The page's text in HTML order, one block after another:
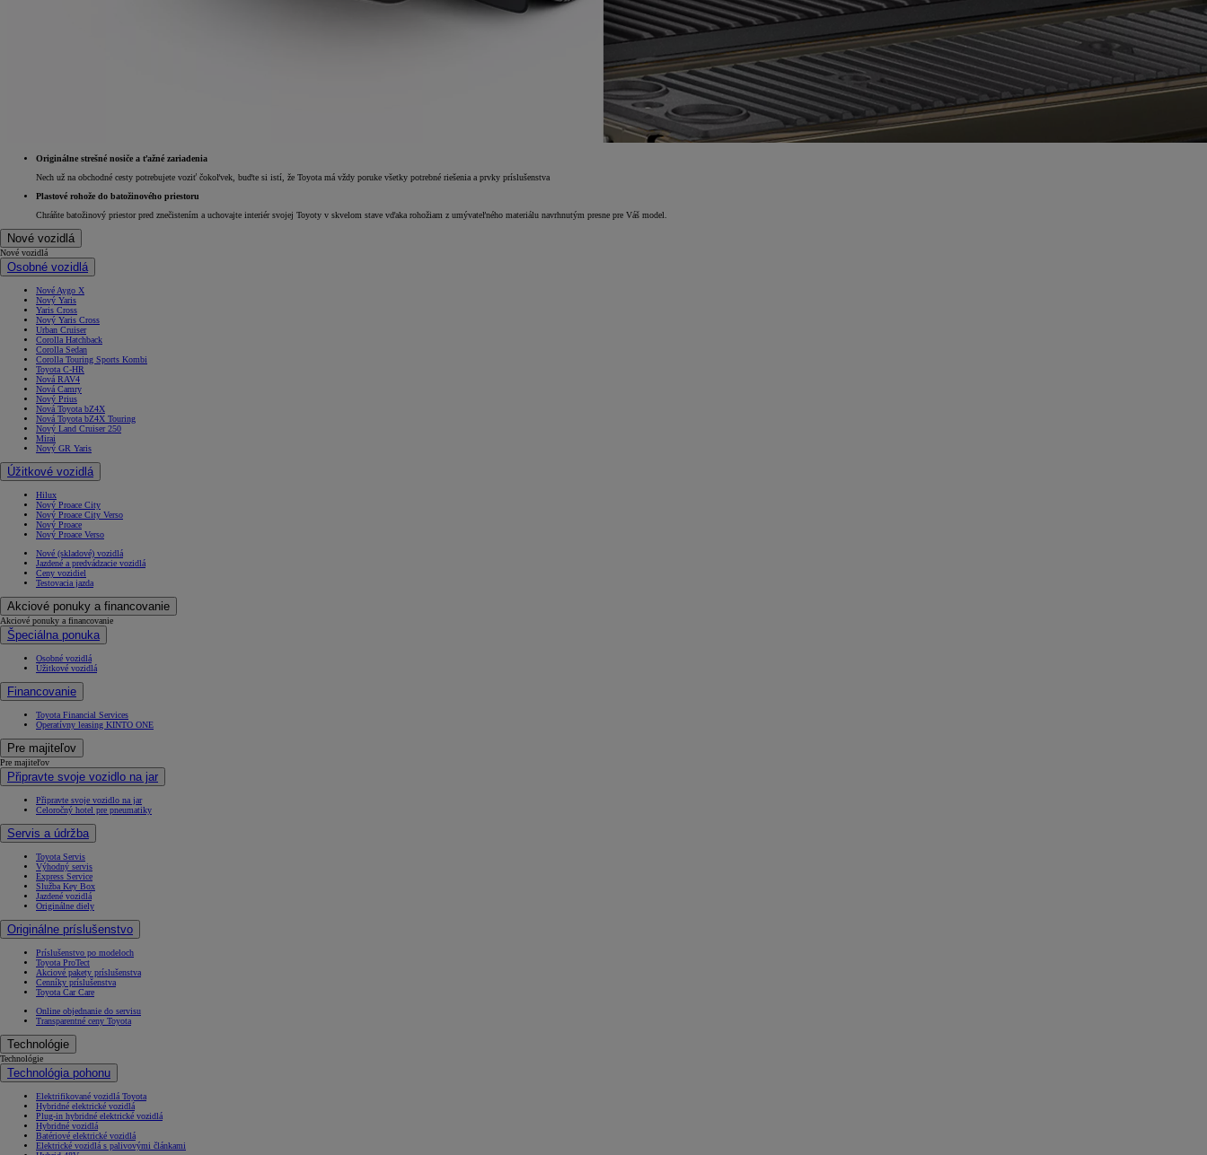
Originálne strešné nosiče a ťažné zariadenia
Nech už na obchodné cesty potrebujete voziť čokoľvek, buďte si istí, že Toyota má vždy poruke všetky potrebné riešenia a prvky príslušenstva
Plastové rohože do batožinového priestoru
Chráňte batožinový priestor pred znečistením a uchovajte interiér svojej Toyoty v skvelom stave vďaka rohožiam z umývateľného materiálu navrhnutým presne pre Váš model.
Nové vozidlá
Nové vozidlá
Osobné vozidlá
Nové Aygo X
Nový Yaris
Yaris Cross
Nový Yaris Cross
Urban Cruiser
Corolla Hatchback
Corolla Sedan
Corolla Touring Sports Kombi
Toyota C-HR
Nová RAV4
Nová Camry
Nový Prius
Nová Toyota bZ4X
Nová Toyota bZ4X Touring
Nový Land Cruiser 250
Mirai
Nový GR Yaris
Úžitkové vozidlá
Hilux
Nový Proace City
Nový Proace City Verso
Nový Proace
Nový Proace Verso
Nové (skladové) vozidlá
Jazdené a predvádzacie vozidlá
Ceny vozidiel
Testovacia jazda
Akciové ponuky a financovanie
Akciové ponuky a financovanie
Špeciálna ponuka
Osobné vozidlá
Úžitkové vozidlá
Financovanie
Toyota Financial Services
Operatívny leasing KINTO ONE
Pre majiteľov
Pre majiteľov
Připravte svoje vozidlo na jar
Připravte svoje vozidlo na jar
Celoročný hotel pre pneumatiky
Servis a údržba
Toyota Servis
Výhodný servis
Express Service
Služba Key Box
Jazdené vozidlá
Originálne diely
Originálne príslušenstvo
Príslušenstvo po modeloch
Toyota ProTect
Akciové pakety príslušenstva
Cenníky príslušenstva
Toyota Car Care
Online objednanie do servisu
Transparentné ceny Toyota
Technológie
Technológie
Technológia pohonu
Elektrifikované vozidlá Toyota
Hybridné elektrické vozidlá
Plug-in hybridné elektrické vozidlá
Hybridné vozidlá
Batériové elektrické vozidlá
Elektrické vozidlá s palivovými článkami